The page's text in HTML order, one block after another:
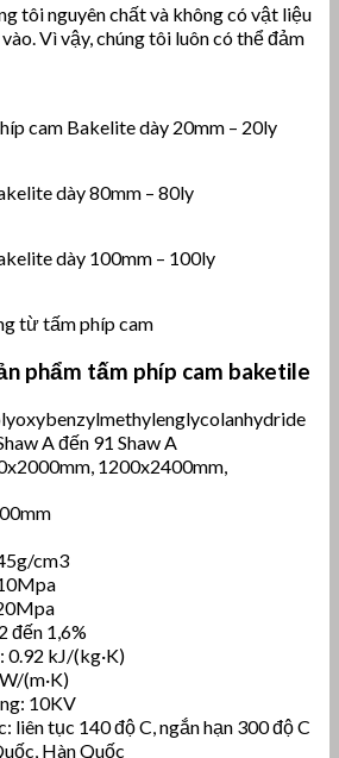
tôi nguyên chất và không có vật liệu
Vì vậy, chúng tôi luôn có thể đảm
cam Bakelite dày 20mm – 20ly
dày 80mm – 80ly
dày 100mm – 100ly
từ tấm phíp cam
phẩm tấm phíp cam baketile
A đến 91 Shaw A
1200x2400mm,
cm3
đến 1,6%
0.92 kJ/(kg·K)
(m·K)
10KV
liên tục 140 độ C, ngắn hạn 300 độ C
Hàn Quốc